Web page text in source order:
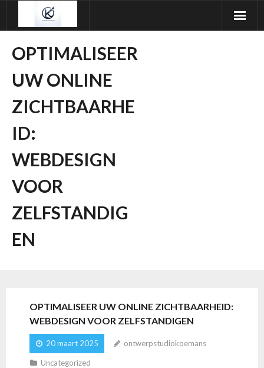
inhoudOPTIMALISEER
UW ONLINE
ZICHTBAARHE
ID:
WEBDESIGN
VOOR
ZELFSTANDIG
EN
OPTIMALISEER UW ONLINE ZICHTBAARHEID:
WEBDESIGN VOOR ZELFSTANDIGEN
20 maart 2025 ontwerpstudiokoemans
Uncategorized